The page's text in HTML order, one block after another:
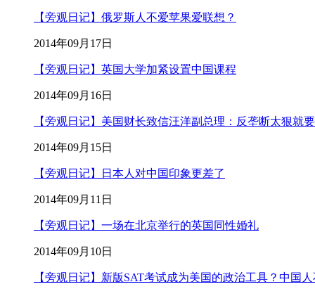
【旁观日记】俄罗斯人不爱苹果爱联想？
2014年09月17日
【旁观日记】英国大学加紧设置中国课程
2014年09月16日
【旁观日记】美国财长致信汪洋副总理：反垄断太狠就
2014年09月15日
【旁观日记】日本人对中国印象更差了
2014年09月11日
【旁观日记】一场在北京举行的英国同性婚礼
2014年09月10日
【旁观日记】新版SAT考试成为美国的政治工具？中国